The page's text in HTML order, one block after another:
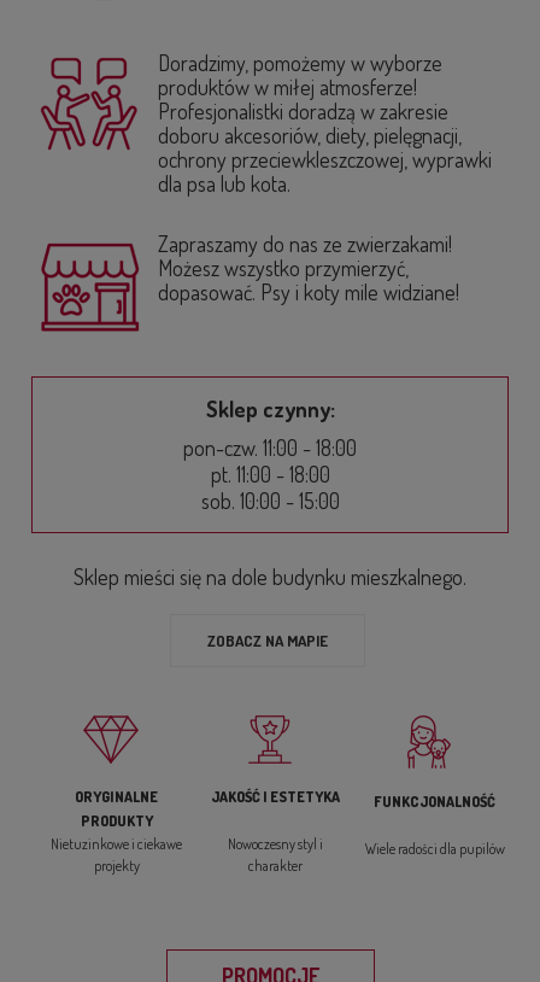
Doradzimy, pomożemy w wyborze
produktów w miłej atmosferze!
Profesjonalistki doradzą w zakresie
doboru akcesoriów, diety, pielęgnacji,
ochrony przeciewkleszczowej, wyprawki
dla psa lub kota.
Zapraszamy do nas ze zwierzakami!
Możesz wszystko przymierzyć,
dopasować. Psy i koty mile widziane!
Sklep czynny:
pon-czw. 11:00 - 18:00
pt. 11:00 - 18:00
sob. 10:00 - 15:00
Sklep mieści się na dole budynku mieszkalnego.
ZOBACZ NA MAPIE
ORYGINALNE
PRODUKTY
Nietuzinkowe i ciekawe
projekty
JAKOŚĆ I ESTETYKA
Nowoczesny styl i
charakter
FUNKCJONALNOŚĆ
Wiele radości dla pupilów
PROMOCJE